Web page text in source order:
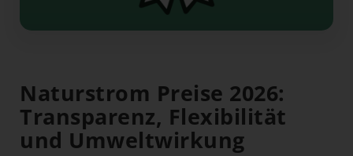
Naturstrom Preise 2026:
Transparenz, Flexibilität
und Umweltwirkung